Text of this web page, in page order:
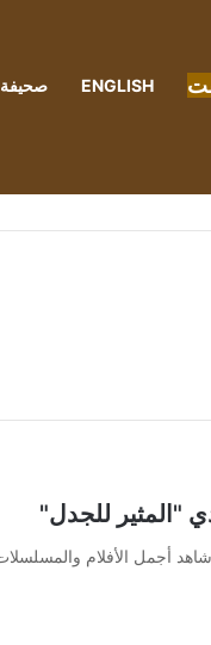
ENGLISH صحيفة 24 لمعلوماتك
"المثير للجدل"